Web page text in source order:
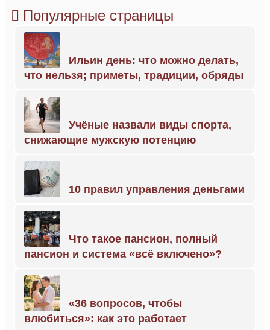
Популярные страницы
Ильин день: что можно делать,
что нельзя; приметы, традиции, обряды
Учёные назвали виды спорта,
снижающие мужскую потенцию
10 правил управления деньгами
Что такое пансион, полный
пансион и система «всё включено»?
«36 вопросов, чтобы
влюбиться»: как это работает